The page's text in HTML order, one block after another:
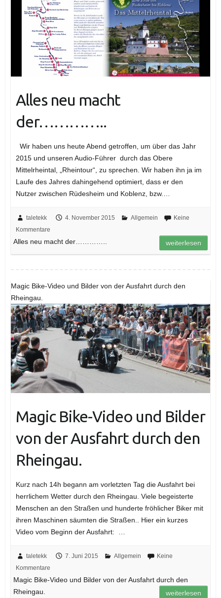
Alles neu macht
der…………..
Wir haben uns heute Abend getroffen, um über das Jahr
2015 und unseren Audio-Führer durch das Obere
Mittelrheintal, „Rheintour“, zu sprechen. Wir haben ihn ja im
Laufe des Jahres dahingehend optimiert, dass er den
Nutzer zwischen Rüdesheim und Koblenz, bzw.…
taletekk 4. November 2015 Allgemein
Keine
Kommentare
Alles neu macht der………….. weiterlesen
Magic Bike-Video und Bilder von der Ausfahrt durch den
Rheingau.
Magic Bike-Video und Bilder
von der Ausfahrt durch den
Rheingau.
Kurz nach 14h begann am vorletzten Tag die Ausfahrt bei
herrlichem Wetter durch den Rheingau. Viele begeisterte
Menschen an den Straßen und hunderte fröhlicher Biker mit
ihren Maschinen säumten die Straßen.. Hier ein kurzes
Video vom Beginn der Ausfahrt: …
taletekk 7. Juni 2015 Allgemein
Keine
Kommentare
Magic Bike-Video und Bilder von der Ausfahrt durch den
Rheingau.
weiterlesen